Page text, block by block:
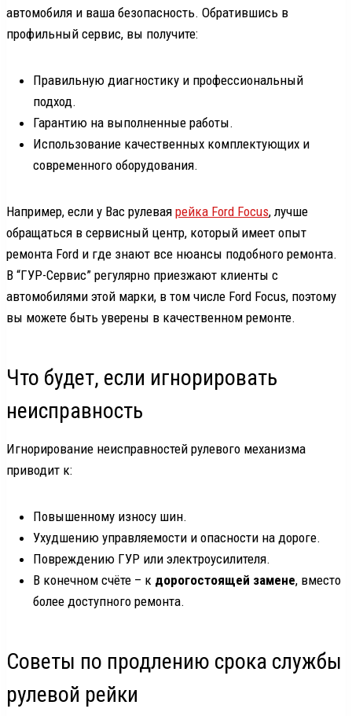
автомобиля и ваша безопасность. Обратившись в
профильный сервис, вы получите:
Правильную диагностику и профессиональный
подход.
Гарантию на выполненные работы.
Использование качественных комплектующих и
современного оборудования.
Например, если у Вас рулевая рейка Ford Focus, лучше
обращаться в сервисный центр, который имеет опыт
ремонта Ford и где знают все нюансы подобного ремонта.
В “ГУР-Сервис” регулярно приезжают клиенты с
автомобилями этой марки, в том числе Ford Focus, поэтому
вы можете быть уверены в качественном ремонте.
Что будет, если игнорировать
неисправность
Игнорирование неисправностей рулевого механизма
приводит к:
Повышенному износу шин.
Ухудшению управляемости и опасности на дороге.
Повреждению ГУР или электроусилителя.
В конечном счёте – к дорогостоящей замене, вместо
более доступного ремонта.
Советы по продлению срока службы
рулевой рейки